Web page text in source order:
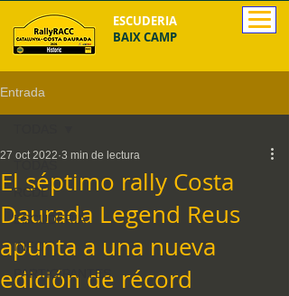
ESCUDERIA
BAIX CAMP
Entrada
RCDL
ESCUDERIA
INFO
PARTICIPANTES
El séptimo rally Costa
Daurada Legend Reus
apunta a una nueva
edición de récord
27 oct 2022 3 min de lectura